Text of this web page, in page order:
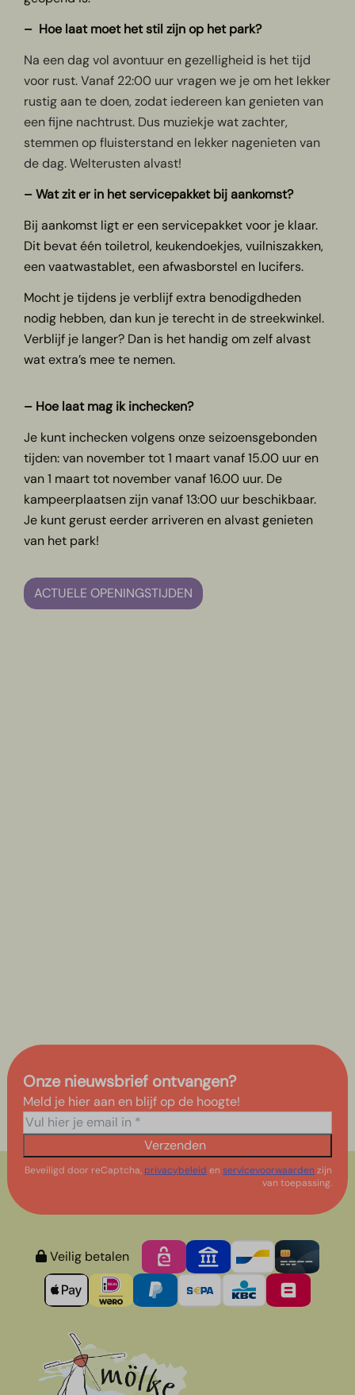
– Hoe laat moet het stil zijn op het park?
Na een dag vol avontuur en gezelligheid is het tijd
voor rust. Vanaf 22:00 uur vragen we je om het lekker
rustig aan te doen, zodat iedereen kan genieten van
een fijne nachtrust. Dus muziekje wat zachter,
stemmen op fluisterstand en lekker nagenieten van
de dag. Welterusten alvast!
– Wat zit er in het servicepakket bij aankomst?
Bij aankomst ligt er een servicepakket voor je klaar.
Dit bevat één toiletrol, keukendoekjes, vuilniszakken,
een vaatwastablet, een afwasborstel en lucifers.
Mocht je tijdens je verblijf extra benodigdheden
nodig hebben, dan kun je terecht in de streekwinkel.
Verblijf je langer? Dan is het handig om zelf alvast
wat extra’s mee te nemen.
– Hoe laat mag ik inchecken?
Je kunt inchecken volgens onze seizoensgebonden
tijden: van november tot 1 maart vanaf 15.00 uur en
van 1 maart tot november vanaf 16.00 uur. De
kampeerplaatsen zijn vanaf 13:00 uur beschikbaar.
Je kunt gerust eerder arriveren en alvast genieten
van het park!
ACTUELE OPENINGSTIJDEN
Onze nieuwsbrief ontvangen?
Meld je hier aan en blijf op de hoogte!
Verzenden
Beveiligd door reCaptcha, privacybeleid enservicevoorwaarden zijn
van toepassing.
Veilig betalen